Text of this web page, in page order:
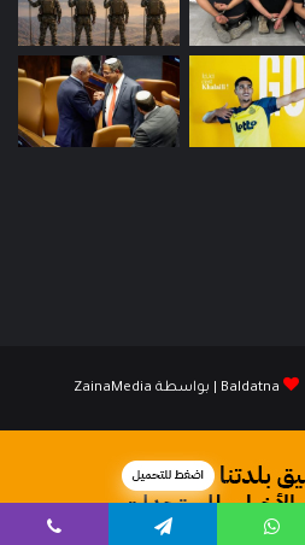
Baldatna | بواسطة ZainaMedia